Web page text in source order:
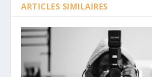
ARTICLES SIMILAIRES